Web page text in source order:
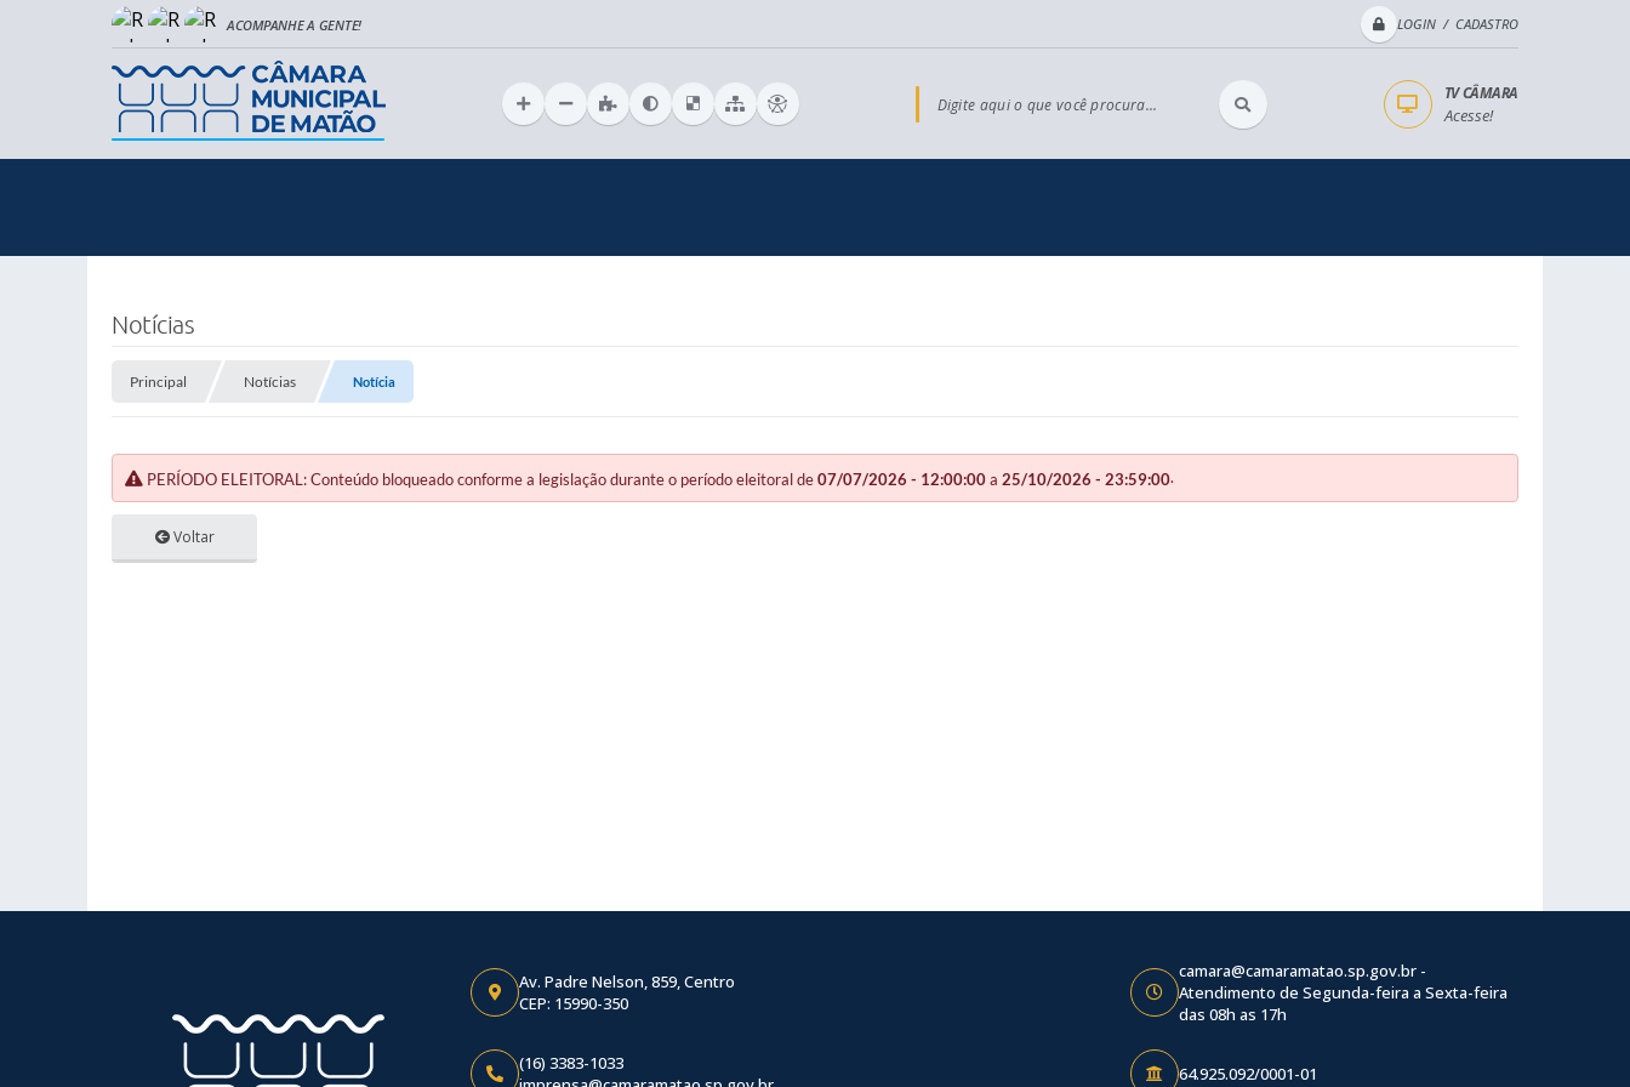
LOGIN / CADASTRO
Digite aqui o que você procura...
TV CÂMARA
Acesse!
Notícias
Principal Notícias Notícia
PERÍODO ELEITORAL: Conteúdo bloqueado conforme a legislação durante o período eleitoral de07/07/2026 - 12:00:00a 25/10/2026 - 23:59:00.
Voltar
Av. Padre Nelson, 859, Centro
CEP: 15990-350
(16) 3383-1033
camara@camaramatao.sp.gov.br -
Atendimento de Segunda-feira a Sexta-feira
das 08h as 17h
64.925.092/0001-01